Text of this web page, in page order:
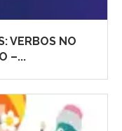
VERBOS NO
–...